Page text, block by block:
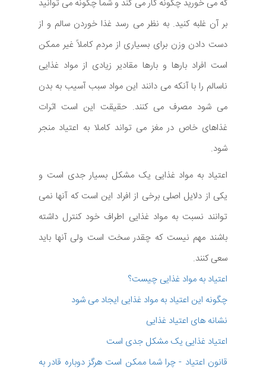
که می خورید چگونه کار می کند و شما چگونه می توانید
بر آن غلبه کنید. به نظر می رسد غذا خوردن سالم و از
دست دادن وزن برای بسیاری از مردم کاملاً غیر ممکن
است افراد بارها و بارها مقادیر زیادی از مواد غذایی
ناسالم را با آنکه می دانند این مواد سبب آسیب به بدن
می شود مصرف می کنند. حقیقت این است اثرات
غذاهای خاص در مغز می تواند کاملا به اعتیاد منجر
شود.
اعتیاد به مواد غذایی یک مشکل بسیار جدی است و
یکی از دلایل اصلی برخی از افراد این است که آنها نمی
توانند نسبت به مواد غذایی اطراف خود کنترل داشته
باشند مهم نیست که چقدر سخت است ولی آنها باید
سعی کنند.
اعتیاد به مواد غذایی چیست؟
چگونه این اعتیاد به مواد غذایی ایجاد می شود
نشانه های اعتیاد غذایی
اعتیاد غذایی یک مشکل جدی است
قانون اعتیاد - چرا شما ممکن است هرگز دوباره قادر به